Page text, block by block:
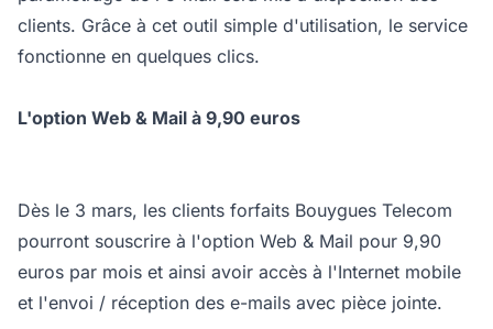
clients. Grâce à cet outil simple d'utilisation, le service
fonctionne en quelques clics.
L'option Web & Mail à 9,90 euros
Dès le 3 mars, les clients forfaits Bouygues Telecom
pourront souscrire à l'option Web & Mail pour 9,90
euros par mois et ainsi avoir accès à l'Internet mobile
et l'envoi / réception des e-mails avec pièce jointe.